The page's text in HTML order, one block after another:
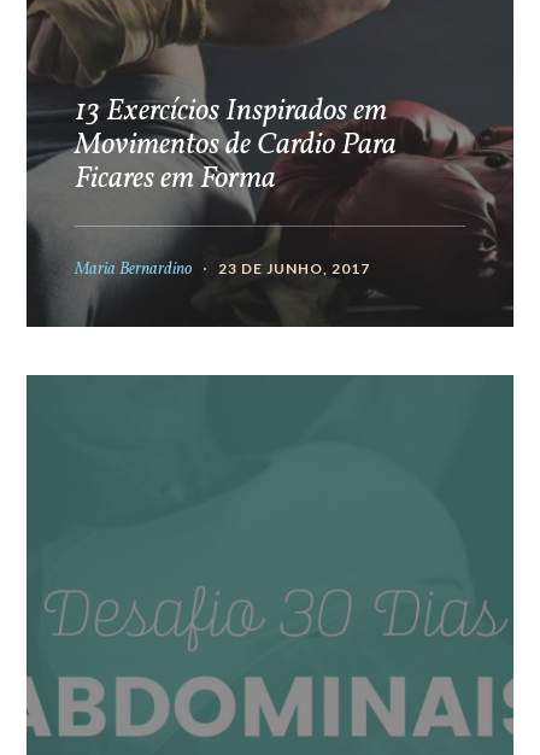
13 Exercícios Inspirados em
Movimentos de Cardio Para
Ficares em Forma
Maria Bernardino 23 DE JUNHO, 2017